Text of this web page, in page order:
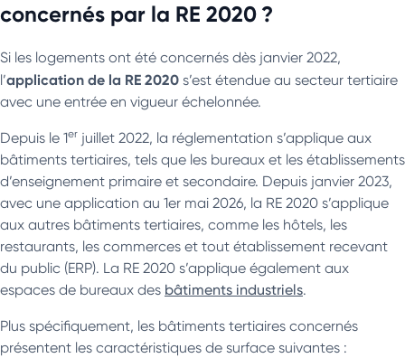
concernés par la RE 2020 ?
Si les logements ont été concernés dès janvier 2022,
l’application de la RE 2020 s’est étendue au secteur tertiaire
avec une entrée en vigueur échelonnée.
Depuis le 1er juillet 2022, la réglementation s’applique aux
bâtiments tertiaires, tels que les bureaux et les établissements
d’enseignement primaire et secondaire. Depuis janvier 2023,
avec une application au 1er mai 2026, la RE 2020 s’applique
aux autres bâtiments tertiaires, comme les hôtels, les
restaurants, les commerces et tout établissement recevant
du public (ERP). La RE 2020 s’applique également aux
espaces de bureaux des bâtiments industriels.
Plus spécifiquement, les bâtiments tertiaires concernés
présentent les caractéristiques de surface suivantes :